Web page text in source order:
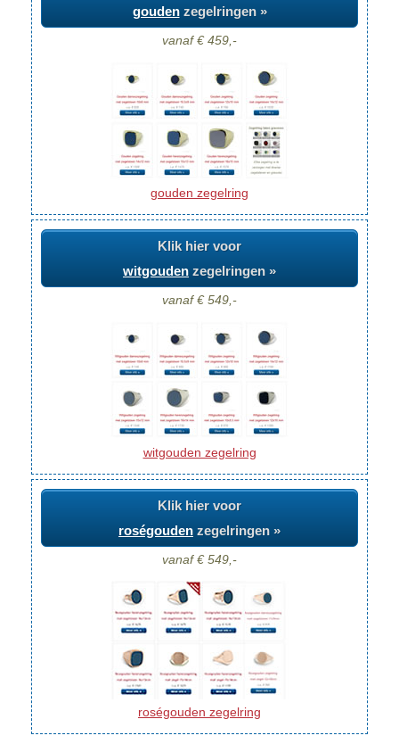
goudenzegelringen »
vanaf € 459,-
gouden zegelring
Klik hier voor
witgouden zegelringen »
vanaf € 549,-
witgouden zegelring
Klik hier voor
roségouden zegelringen »
vanaf € 549,-
roségouden zegelring